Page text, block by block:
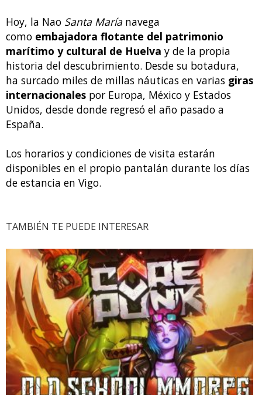
Hoy, la Nao Santa María navega
como embajadora flotante del patrimonio
marítimo y cultural de Huelva y de la propia
historia del descubrimiento. Desde su botadura,
ha surcado miles de millas náuticas en varias giras
internacionales por Europa, México y Estados
Unidos, desde donde regresó el año pasado a
España.
Los horarios y condiciones de visita estarán
disponibles en el propio pantalán durante los días
de estancia en Vigo.
TAMBIÉN TE PUEDE INTERESAR